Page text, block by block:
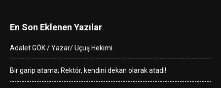
En Son Eklenen Yazılar
Adalet GÖK / Yazar/ Uçuş Hekimi
Bir garip atama; Rektör, kendini dekan olarak atadı!